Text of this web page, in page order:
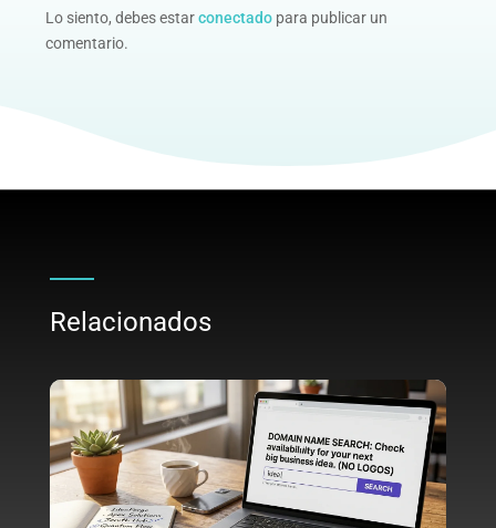
Lo siento, debes estarconectado para publicar un
comentario.
Relacionados